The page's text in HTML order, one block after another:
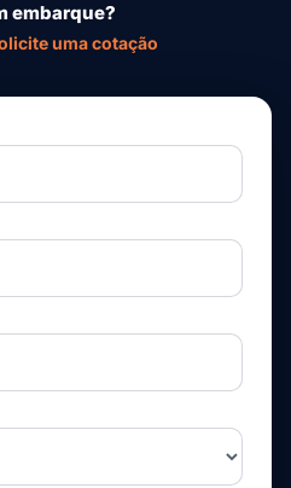
embarque?
uma cotação